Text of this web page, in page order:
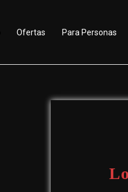
Ofertas Para Personas